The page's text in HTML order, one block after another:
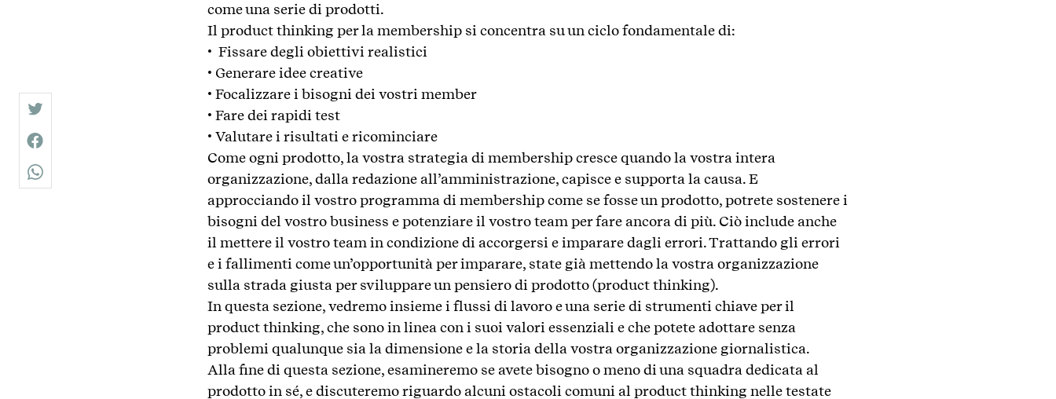
twitter
facebook
whatsapp
come una serie di prodotti.
Il product thinking per la membership si concentra su un ciclo fondamentale di:
• Fissare degli obiettivi realistici
• Generare idee creative
• Focalizzare i bisogni dei vostri member
• Fare dei rapidi test
• Valutare i risultati e ricominciare
Come ogni prodotto, la vostra strategia di membership cresce quando la vostra intera
organizzazione, dalla redazione all’amministrazione, capisce e supporta la causa. E
approcciando il vostro programma di membership come se fosse un prodotto, potrete sostenere i
bisogni del vostro business e potenziare il vostro team per fare ancora di più. Ciò include anche
il mettere il vostro team in condizione di accorgersi e imparare dagli errori. Trattando gli errori
e i fallimenti come un’opportunità per imparare, state già mettendo la vostra organizzazione
sulla strada giusta per sviluppare un pensiero di prodotto (product thinking).
In questa sezione, vedremo insieme i flussi di lavoro e una serie di strumenti chiave per il
product thinking, che sono in linea con i suoi valori essenziali e che potete adottare senza
problemi qualunque sia la dimensione e la storia della vostra organizzazione giornalistica.
Alla fine di questa sezione, esamineremo se avete bisogno o meno di una squadra dedicata al
prodotto in sé, e discuteremo riguardo alcuni ostacoli comuni al product thinking nelle testate